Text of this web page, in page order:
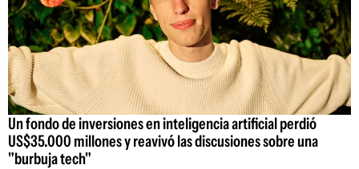
Un fondo de inversiones en inteligencia artificial perdió
US$35.000 millones y reavivó las discusiones sobre una
"burbuja tech"